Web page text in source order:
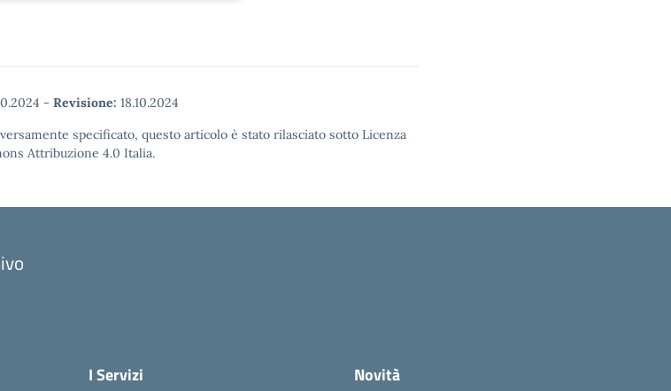
- Revisione: 18.10.2024
specificato, questo articolo è stato rilasciato sotto Licenza
Attribuzione 4.0 Italia.
I Servizi Novità